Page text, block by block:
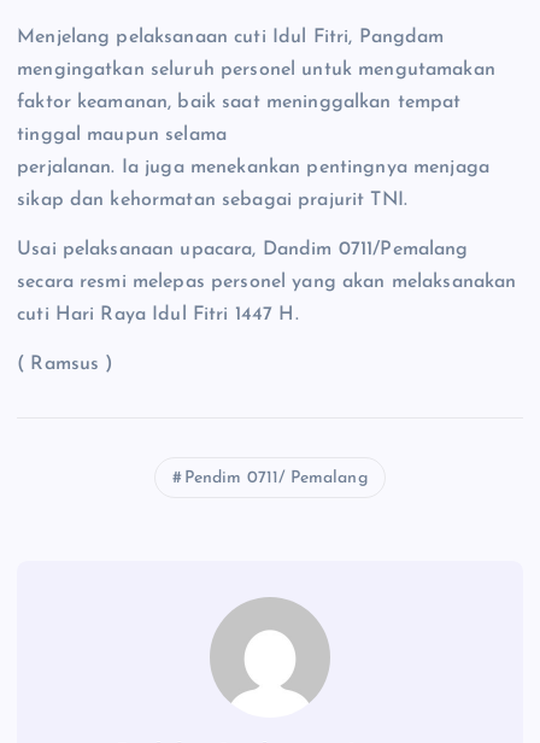
Menjelang pelaksanaan cuti Idul Fitri, Pangdam
mengingatkan seluruh personel untuk mengutamakan
faktor keamanan, baik saat meninggalkan tempat
tinggal maupun selama
perjalanan. Ia juga menekankan pentingnya menjaga
sikap dan kehormatan sebagai prajurit TNI.
Usai pelaksanaan upacara, Dandim 0711/Pemalang
secara resmi melepas personel yang akan melaksanakan
cuti Hari Raya Idul Fitri 1447 H.
( Ramsus )
Pendim 0711/ Pemalang